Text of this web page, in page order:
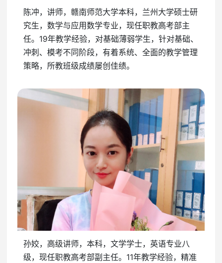
陈冲，讲师，赣南师范大学本科，兰州大学硕士研
究生，数学与应用数学专业，现任职教高考部主
任。19年教学经验，对基础薄弱学生，针对基础、
冲刺、模考不同阶段，有着系统、全面的教学管理
策略，所教班级成绩屡创佳绩。
孙姣，高级讲师，本科，文学学士，英语专业八
级，现任职教高考部副主任。11年教学经验，精准